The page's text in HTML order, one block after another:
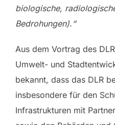
biologische,
Bedrohungen).“
Aus dem Vortrag des
Umwelt- und
bekannt, dass das DLR
insbesondere für den
Infrastrukturen mit